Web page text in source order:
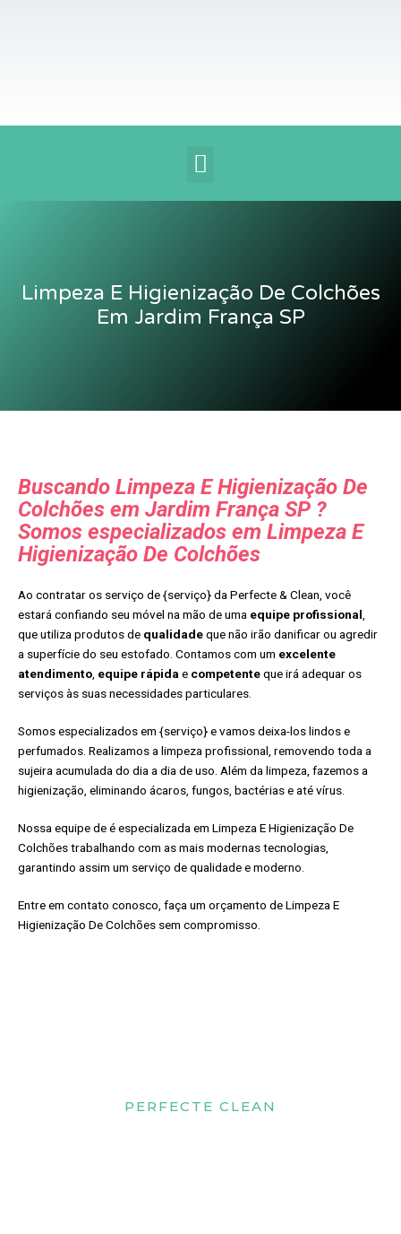
Menu
Limpeza E Higienização De Colchões
Em Jardim França SP
Buscando Limpeza E Higienização De
Colchões em Jardim França SP ?
Somos especializados em Limpeza E
Higienização De Colchões
Ao contratar os serviço de {serviço} da Perfecte & Clean, você
estará confiando seu móvel na mão de uma equipe profissional
que utiliza produtos de qualidadeque não irão danificar ou agredir
a superfície do seu estofado. Contamos com um excelente
atendimento equipe rápida e competenteque irá adequar os
serviços às suas necessidades particulares.
Somos especializados em {serviço} e vamos deixa-los lindos e
perfumados. Realizamos a limpeza profissional, removendo toda a
sujeira acumulada do dia a dia de uso. Além da limpeza, fazemos a
higienização, eliminando ácaros, fungos, bactérias e até vírus.
Nossa equipe de é especializada em Limpeza E Higienização De
Colchões trabalhando com as mais modernas tecnologias,
garantindo assim um serviço de qualidade e moderno.
Entre em contato conosco, faça um orçamento de Limpeza E
Higienização De Colchões sem compromisso.
PERFECTE CLEAN